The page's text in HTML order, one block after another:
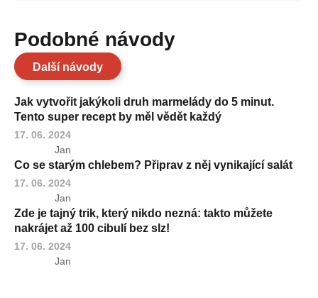
Podobné návody
Další návody
Jak vytvořit jakýkoli druh marmelády do 5 minut.
Tento super recept by měl vědět každý
17. 06. 2024
Jan
Co se starým chlebem? Připrav z něj vynikající salát
17. 06. 2024
Jan
Zde je tajný trik, který nikdo nezná: takto můžete
nakrájet až 100 cibulí bez slz!
17. 06. 2024
Jan